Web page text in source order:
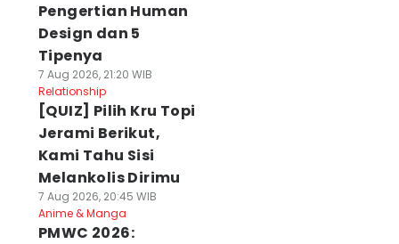
Pengertian Human
Design dan 5
Tipenya
7 Aug 2026, 21:20 WIB
Relationship
[QUIZ] Pilih Kru Topi
Jerami Berikut,
Kami Tahu Sisi
Melankolis Dirimu
7 Aug 2026, 20:45 WIB
Anime & Manga
PMWC 2026: